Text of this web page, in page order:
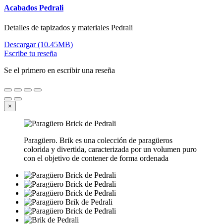
Acabados Pedrali
Detalles de tapizados y materiales Pedrali
Descargar (10.45MB)
Escribe tu reseña
Se el primero en escribir una reseña
×
Paragüero. Brik es una colección de paragüeros
colorida y divertida, caracterizada por un volumen puro
con el objetivo de contener de forma ordenada